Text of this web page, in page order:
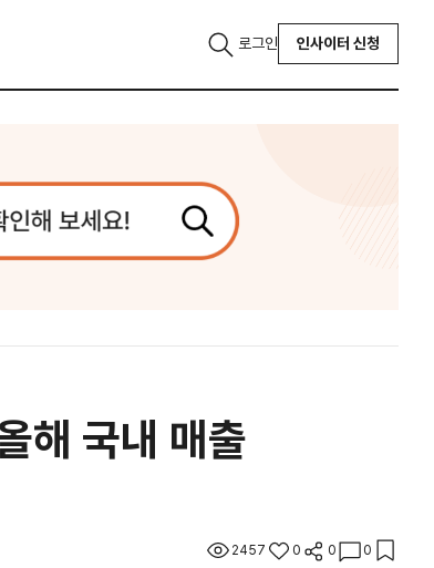
로그인 인사이터 신청
해 국내 매출
2457 0 0 0